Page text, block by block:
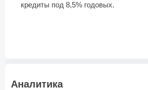
кредиты под 8,5% годовых.
Аналитика